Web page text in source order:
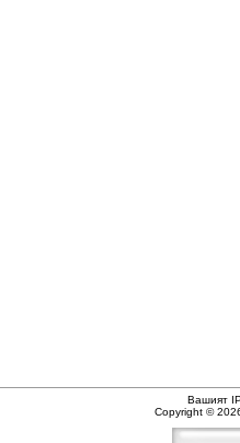
Вашият
Copyright ©